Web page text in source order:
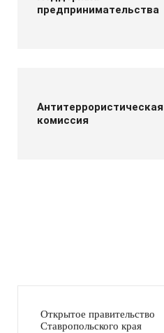
предпринимательства
Антитеррористическая
комиссия
Открытое правительство
Ставропольского края